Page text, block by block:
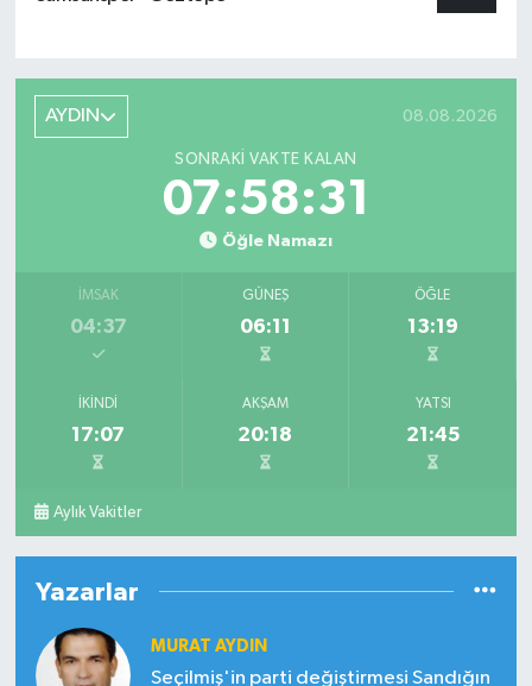
AYDIN 08.08.2026
SONRAKI VAKTE KALAN
07:58:31
Öğle Namazı
İMSAK
04:37
GÜNEŞ
06:11
ÖĞLE
13:19
İKINDI
17:07
AKŞAM
20:18
YATSI
21:45
Aylık Vakitler
Yazarlar
MURAT AYDIN
Seçilmiş'in parti değiştirmesi Sandığın